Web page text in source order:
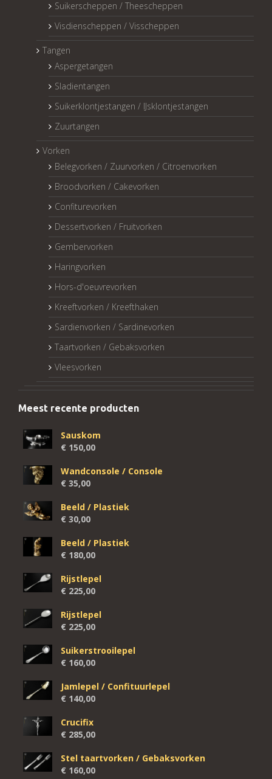
Suikerscheppen / Theescheppen
Visdienscheppen / Visscheppen
Tangen
Aspergetangen
Sladientangen
Suikerklontjestangen / IJsklontjestangen
Zuurtangen
Vorken
Belegvorken / Zuurvorken / Citroenvorken
Broodvorken / Cakevorken
Confiturevorken
Dessertvorken / Fruitvorken
Gembervorken
Haringvorken
Hors-d'oeuvrevorken
Kreeftvorken / Kreefthaken
Sardienvorken / Sardinevorken
Taartvorken / Gebaksvorken
Vleesvorken
Meest recente producten
Sauskom
€ 150,00
Wandconsole / Console
€ 35,00
Beeld / Plastiek
€ 30,00
Beeld / Plastiek
€ 180,00
Rijstlepel
€ 225,00
Rijstlepel
€ 225,00
Suikerstrooilepel
€ 160,00
Jamlepel / Confituurlepel
€ 140,00
Crucifix
€ 285,00
Stel taartvorken / Gebaksvorken
€ 160,00